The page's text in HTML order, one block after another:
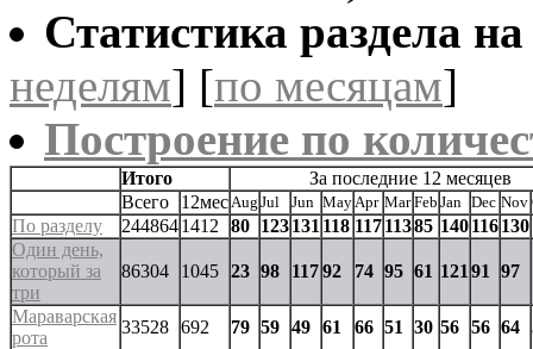
Статистика раздела
неделям] [по месяцам]
Построение по
Итого
За последние 12 месяцев
Всего
12мес Aug Jul Jun May Apr Mar Feb Jan Dec Nov
По разделу 2448641412 80 123131 118 11711385 140116130
Один день,
который за
три
86304 1045 23 98 11792 74 95 61 121 91 97
Мараварская
рота
33528 692 79 59 49 61 66 51 30 56 56 64